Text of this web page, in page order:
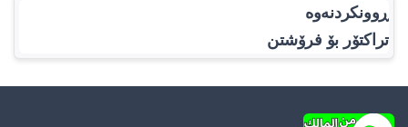
ڕوونکردنەوە
تراکتۆر بۆ فرۆشتن